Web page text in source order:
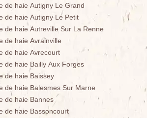
de haie Autigny Le Grand
de haie Autigny Le Petit
de haie Autreville Sur La Renne
de haie Avrainville
de haie Avrecourt
de haie Bailly Aux Forges
de haie Baissey
de haie Balesmes Sur Marne
de haie Bannes
de haie Bassoncourt